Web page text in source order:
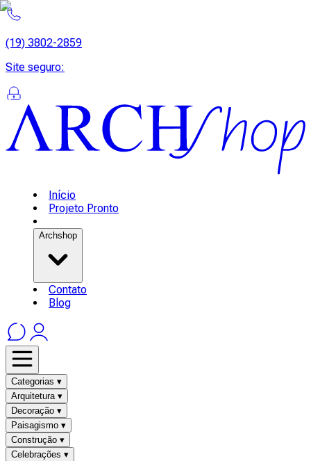
(19) 3802-2859
Site seguro:
Início
Projeto Pronto
Archshop
Contato
Blog
Categorias ▾
Arquitetura ▾
Decoração ▾
Paisagismo ▾
Construção ▾
Celebrações ▾